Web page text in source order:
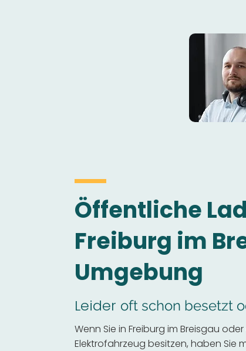
Öffentliche
Freiburg im
Umgebung
Leider oft schon besetzt
Wenn Sie in Freiburg im Breisgau
Elektrofahrzeug besitzen, haben Sie